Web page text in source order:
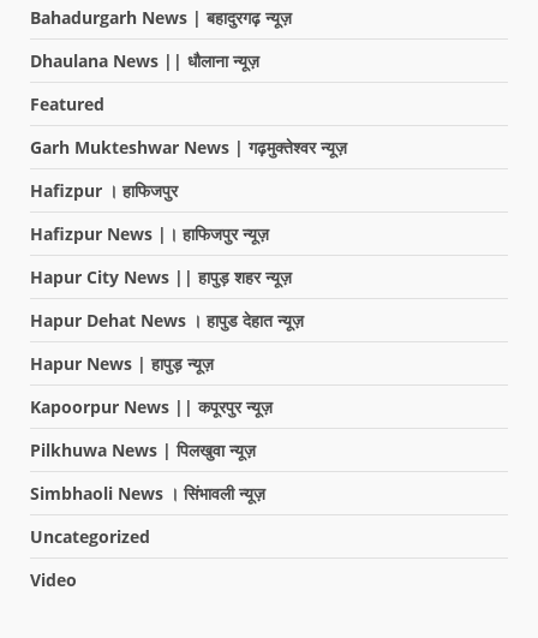
Bahadurgarh News | बहादुरगढ़ न्यूज़
Dhaulana News || धौलाना न्यूज़
Featured
Garh Mukteshwar News | गढ़मुक्तेश्वर न्यूज़
Hafizpur । हाफिजपुर
Hafizpur News |। हाफिजपुर न्यूज़
Hapur City News || हापुड़ शहर न्यूज़
Hapur Dehat News । हापुड देहात न्यूज़
Hapur News | हापुड़ न्यूज़
Kapoorpur News || कपूरपुर न्यूज़
Pilkhuwa News | पिलखुवा न्यूज़
Simbhaoli News । सिंभावली न्यूज़
Uncategorized
Video